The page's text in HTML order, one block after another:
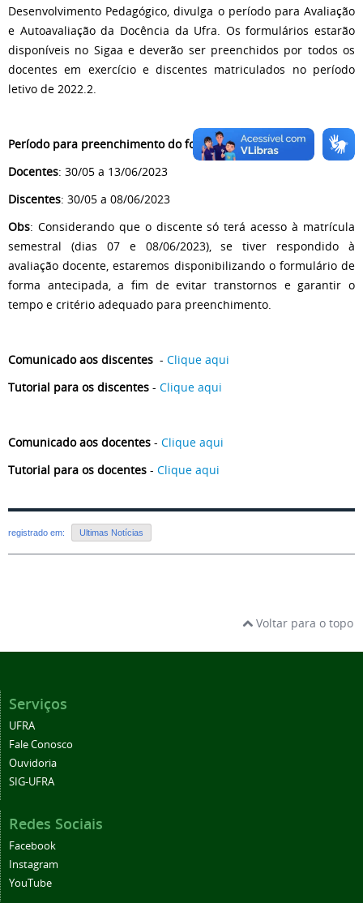
Desenvolvimento Pedagógico, divulga o período para Avaliação
e Autoavaliação da Docência da Ufra. Os formulários estarão
disponíveis no Sigaa e deverão ser preenchidos por todos os
docentes em exercício e discentes matriculados no período
letivo de 2022.2.
Período para preenchimento do formulário
Docentes: 30/05 a 13/06/2023
Discentes: 30/05 a 08/06/2023
Obs: Considerando que o discente só terá acesso à matrícula
semestral (dias 07 e 08/06/2023), se tiver respondido à
avaliação docente, estaremos disponibilizando o formulário de
forma antecipada, a fim de evitar transtornos e garantir o
tempo e critério adequado para preenchimento.
Comunicado aos discentes - Clique aqui
Tutorial para os discentes - Clique aqui
Comunicado aos docentes - Clique aqui
Tutorial para os docentes - Clique aqui
registrado em: Ultimas Notícias
Voltar para o topo
Serviços
UFRA
Fale Conosco
Ouvidoria
SIG-UFRA
Redes Sociais
Facebook
Instagram
YouTube